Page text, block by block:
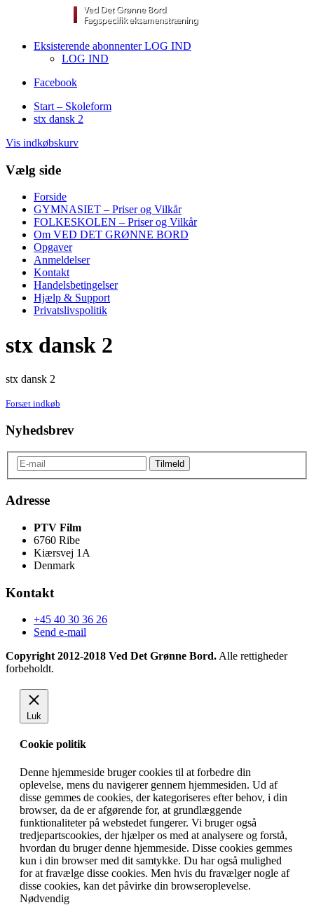
Eksisterende abonnenter LOG IND
LOG IND
Facebook
Start – Skoleform
stx dansk 2
Vis indkøbskurv
Vælg side
Forside
GYMNASIET – Priser og Vilkår
FOLKESKOLEN – Priser og Vilkår
Om VED DET GRØNNE BORD
Opgaver
Anmeldelser
Kontakt
Handelsbetingelser
Hjælp & Support
Privatslivspolitik
stx dansk 2
stx dansk 2
Forsæt indkøb
Nyhedsbrev
Adresse
PTV Film
6760 Ribe
Kiærsvej 1A
Denmark
Kontakt
+45 40 30 36 26
Send e-mail
Copyright 2012-2018 Ved Det Grønne Bord. Alle rettigheder
forbeholdt.
Luk
Cookie politik
Denne hjemmeside bruger cookies til at forbedre din
oplevelse, mens du navigerer gennem hjemmesiden. Ud af
disse gemmes de cookies, der kategoriseres efter behov, i din
browser, da de er afgørende for, at grundlæggende
funktionaliteter på webstedet fungerer. Vi bruger også
tredjepartscookies, der hjælper os med at analysere og forstå,
hvordan du bruger denne hjemmeside. Disse cookies gemmes
kun i din browser med dit samtykke. Du har også mulighed
for at fravælge disse cookies. Men hvis du fravælger nogle af
disse cookies, kan det påvirke din browseroplevelse.
Nødvendig